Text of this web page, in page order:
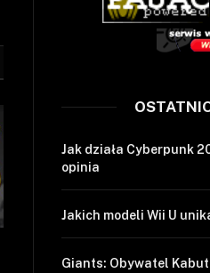
Jak działa Cyberpunk
opinia
Jakich modeli Wii U
Giants: Obywatel